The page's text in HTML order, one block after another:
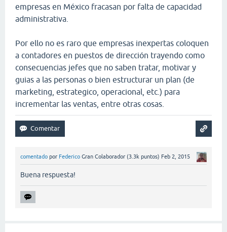
empresas en México fracasan por falta de capacidad
administrativa.
Por ello no es raro que empresas inexpertas coloquen
a contadores en puestos de dirección trayendo como
consecuencias jefes que no saben tratar, motivar y
guias a las personas o bien estructurar un plan (de
marketing, estrategico, operacional, etc.) para
incrementar las ventas, entre otras cosas.
comentado por Federico Gran Colaborador (3.3k puntos) Feb 2, 2015
Buena respuesta!